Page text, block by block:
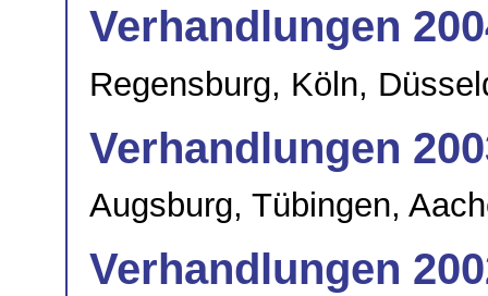
Verhandlungen
Regensburg, Köln,
Verhandlungen
Augsburg, Tübingen,
Verhandlungen